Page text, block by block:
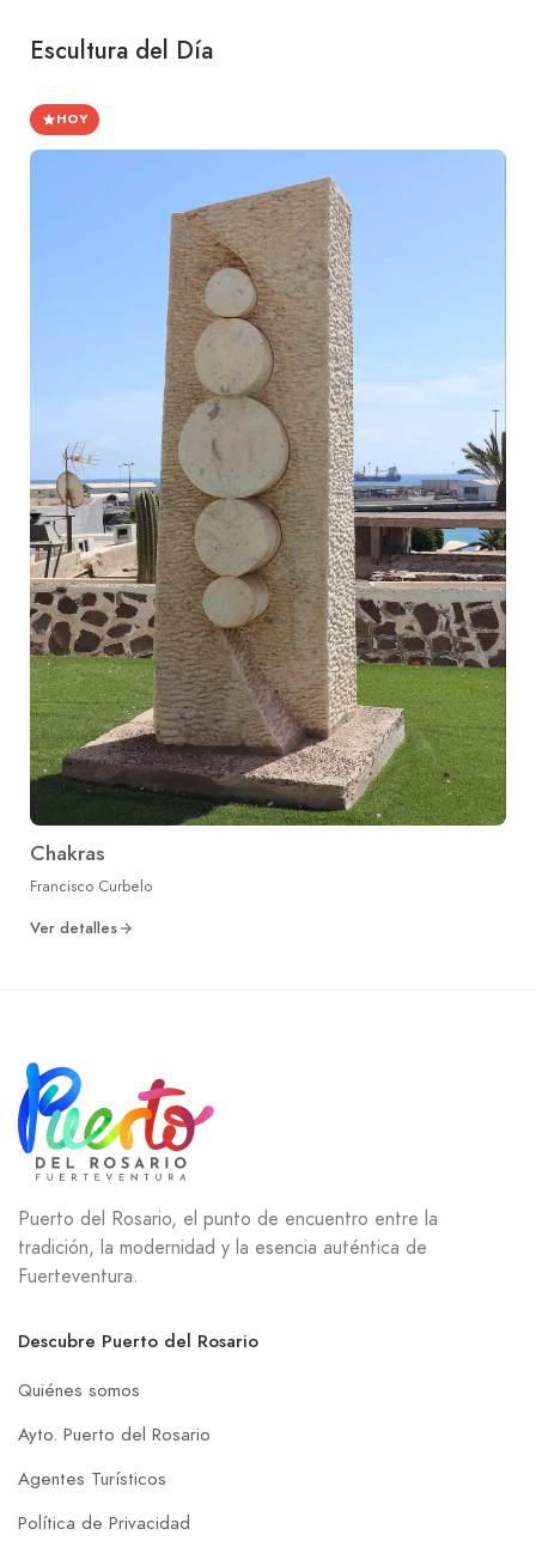
Escultura del Día
HOY
Chakras
Francisco Curbelo
Ver detalles
Puerto del Rosario, el punto de encuentro entre la
tradición, la modernidad y la esencia auténtica de
Fuerteventura.
Descubre Puerto del Rosario
Quiénes somos
Ayto. Puerto del Rosario
Agentes Turísticos
Política de Privacidad